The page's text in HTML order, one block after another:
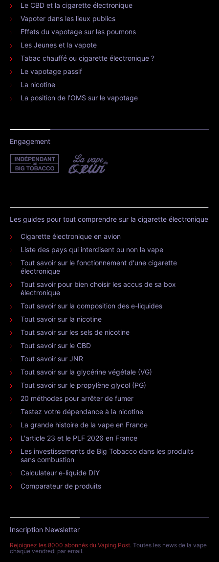
Le CBD et la cigarette électronique
Vapoter dans les lieux publics
Effets du vapotage sur les poumons
Les Jeunes et la vapote
Tabac chauffé ou cigarette électronique ?
Le vapotage passif
La nicotine
La position de l’OMS sur le vapotage
Engagement
Les guides pour tout comprendre sur la cigarette électronique
Cigarette électronique en avion
Liste des pays qui interdisent ou non la vape
Tout savoir sur le fonctionnement d'une cigarette
électronique
Tout savoir pour bien choisir les accus de sa box
électronique
Tout savoir sur la composition des e-liquides
Tout savoir sur la nicotine
Tout savoir sur les sels de nicotine
Tout savoir sur le CBD
Tout savoir sur JNR
Tout savoir sur la glycérine végétale (VG)
Tout savoir sur le propylène glycol (PG)
20 méthodes pour arrêter de fumer
Testez votre dépendance à la nicotine
La grande histoire de la vape en France
L'article 23 et le PLF 2026 en France
Les investissements de Big Tobacco dans les produits
sans combustion
Calculateur e-liquide DIY
Comparateur de produits
Inscription Newsletter
Rejoignez les 8000 abonnés du Vaping Post. Toutes les news de la vape
chaque vendredi par email.